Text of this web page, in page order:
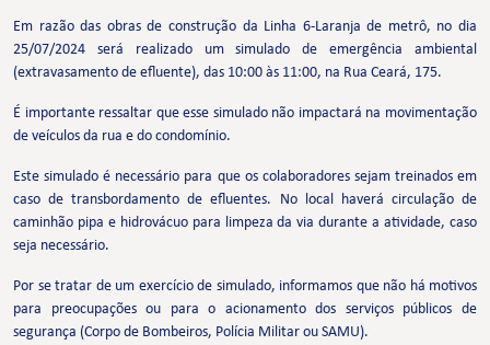
Em razão das obras de construção da Linha 6-Laranja de metrô, no dia
25/07/2024 será realizado um simulado de emergência ambiental
(extravasamento de efluente), das 10:00 às 11:00, na Rua Ceará, 175.
É importante ressaltar que esse simulado não impactará na movimentação
de veículos da rua e do condomínio.
Este simulado é necessário para que os colaboradores sejam treinados em
caso de transbordamento de efluentes. No local haverá circulação de
caminhão pipa e hidrovácuo para limpeza da via durante a atividade, caso
seja necessário.
Por se tratar de um exercício de simulado, informamos que não há motivos
para preocupações ou para o acionamento dos serviços públicos de
segurança (Corpo de Bombeiros, Polícia Militar ou SAMU).